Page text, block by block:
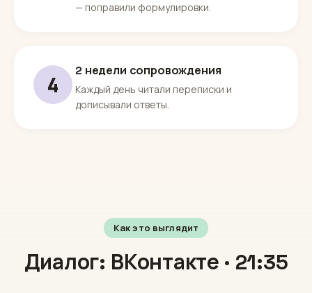
— поправили формулировки.
4
2 недели сопровождения
Каждый день читали переписки и
дописывали ответы.
Как это выглядит
Диалог: ВКонтакте · 21:35